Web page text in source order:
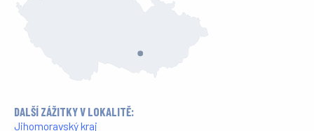
DALŠÍ ZÁŽITKY V LOKALITĚ:
Jihomoravský kraj